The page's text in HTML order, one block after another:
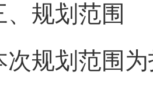
、规划范围
次规划范围